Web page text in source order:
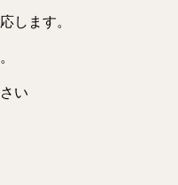
します。
い